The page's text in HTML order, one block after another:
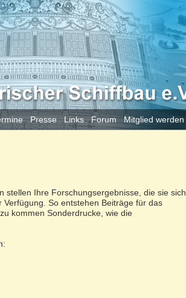
Presse Links Forum Mitglied werden
stellen Ihre Forschungsergebnisse, die sie sich
So entstehen Beiträge für das
kommen Sonderdrucke, wie die